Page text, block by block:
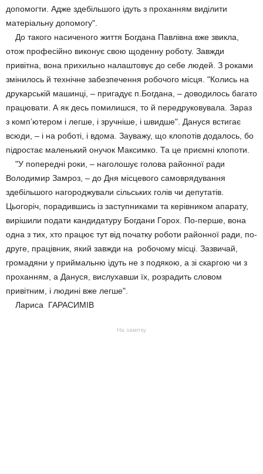
допомогти. Адже здебільшого ідуть з проханням виділити
матеріальну допомогу".
До такого насиченого життя Богдана Павлівна вже звикла,
отож професійно виконує свою щоденну роботу. Завжди
привітна, вона прихильно налаштовує до себе людей. З роками
змінилось й технічне забезпечення робочого місця. "Колись на
друкарській машинці, – пригадує п.Богдана, – доводилось багато
працювати. А як десь помилишся, то й передруковувала. Зараз
з комп’ютером і легше, і зручніше, і швидше". Дануся встигає
всюди, – і на роботі, і вдома. Зауважу, що клопотів додалось, бо
підростає маленький онучок Максимко. Та це приємні клопоти.
"У попередні роки, – наголошує голова районної ради
Володимир Замроз, – до Дня місцевого самоврядування
здебільшого нагороджували сільських голів чи депутатів.
Цьогоріч, порадившись із заступниками та керівником апарату,
вирішили подати кандидатуру Богдани Горох. По-перше, вона
одна з тих, хто працює тут від початку роботи районної ради, по-
друге, працівник, який завжди на робочому місці. Зазвичай,
громадяни у приймальню ідуть не з подякою, а зі скаргою чи з
проханням, а Дануся, вислухавши їх, розрадить словом
привітним, і людині вже легше".
Лариса ГАРАСИМІВ
На замітку